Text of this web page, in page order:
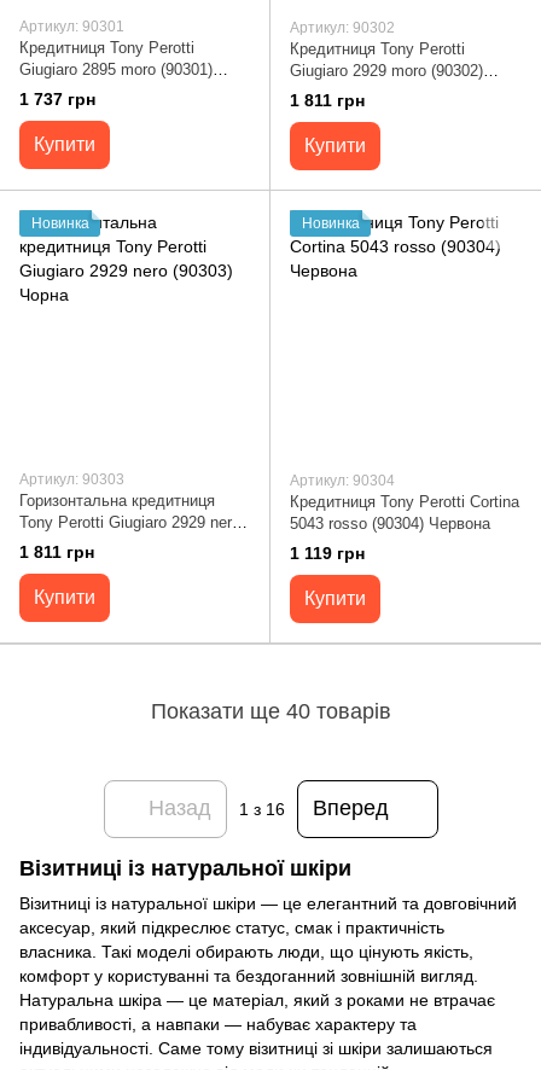
Артикул: 90301
Кредитниця Tony Perotti
Giugiaro 2895 moro (90301)
Коричнева
1 737 грн
Купити
Артикул: 90302
Кредитниця Tony Perotti
Giugiaro 2929 moro (90302)
Коричнева
1 811 грн
Купити
Новинка
Артикул: 90303
Горизонтальна кредитниця
Tony Perotti Giugiaro 2929 nero
(90303) Чорна
1 811 грн
Купити
Новинка
Артикул: 90304
Кредитниця Tony Perotti Cortina
5043 rosso (90304) Червона
1 119 грн
Купити
Показати ще 40 товарів
Назад 1 з 16 Вперед
Візитниці із натуральної шкіри
Візитниці із натуральної шкіри — це елегантний та довговічний
аксесуар, який підкреслює статус, смак і практичність
власника. Такі моделі обирають люди, що цінують якість,
комфорт у користуванні та бездоганний зовнішній вигляд.
Натуральна шкіра — це матеріал, який з роками не втрачає
привабливості, а навпаки — набуває характеру та
індивідуальності. Саме тому візитниці зі шкіри залишаються